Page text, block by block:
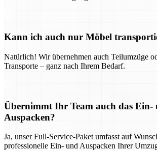
Kann ich auch nur Möbel
Natürlich! Wir übernehmen auch Teilumzüge
Transporte – ganz nach Ihrem Bedarf.
Übernimmt Ihr Team auch das Ein-
Auspacken?
Ja, unser Full-Service-Paket umfasst auf
professionelle Ein- und Auspacken Ihrer